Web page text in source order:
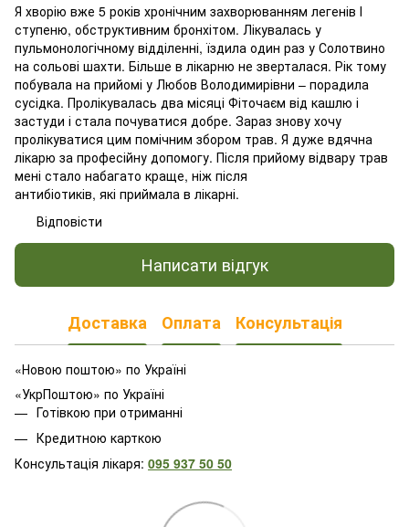
Я хворію вже 5 років хронічним захворюванням легенів І
ступеню, обструктивним бронхітом. Лікувалась у
пульмонологічному відділенні, їздила один раз у Солотвино
на сольові шахти. Більше в лікарню не зверталася. Рік тому
побувала на прийомі у Любов Володимирівни – порадила
сусідка. Пролікувалась два місяці Фіточаєм від кашлю і
застуди і стала почуватися добре. Зараз знову хочу
пролікуватися цим помічним збором трав. Я дуже вдячна
лікарю за професійну допомогу. Після прийому відвару трав
мені стало набагато краще, ніж після
антибіотиків, які приймала в лікарні.
Відповісти
Написати відгук
Доставка Оплата Консультація
«Новою поштою» по Україні
«УкрПоштою» по Україні
Готівкою при отриманні
Кредитною карткою
Консультація лікаря: 095 937 50 50